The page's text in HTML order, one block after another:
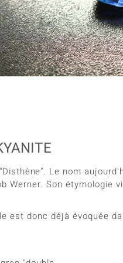
Creation Nouveau
Choisir la taille de
Grenat Rhodolite
Labradorite
Péridot
Spinelle
Zircon
Le nom
Werner. Son étymologie
est donc déjà évoquée